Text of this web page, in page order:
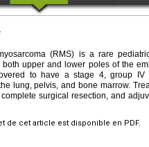
(RMS) is a rare
upper and lower poles of the
to have a stage 4, group
lung, pelvis, and bone marrow.
complete surgical resection, and
de cet article est disponible en PDF.